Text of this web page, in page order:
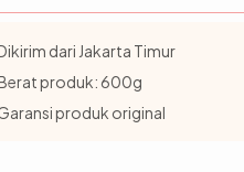
dari Jakarta Timur
produk: 600g
produk original